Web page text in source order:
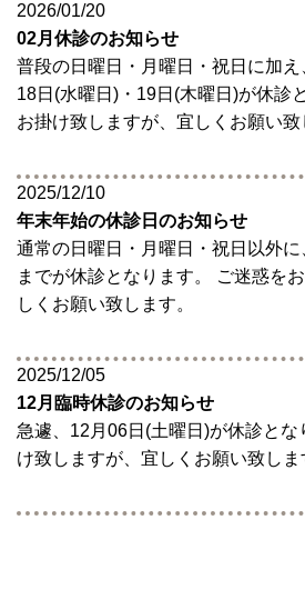
2026/01/20
02月休診のお知らせ
普段の日曜日・月曜日・祝日に加え
18日(水曜日)・19日(木曜日)が休診
お掛け致しますが、宜しくお願い致
2025/12/10
年末年始の休診日のお知らせ
通常の日曜日・月曜日・祝日以外に
までが休診となります。 ご迷惑を
しくお願い致します。
2025/12/05
12月臨時休診のお知らせ
急遽、12月06日(土曜日)が休診と
け致しますが、宜しくお願い致しま